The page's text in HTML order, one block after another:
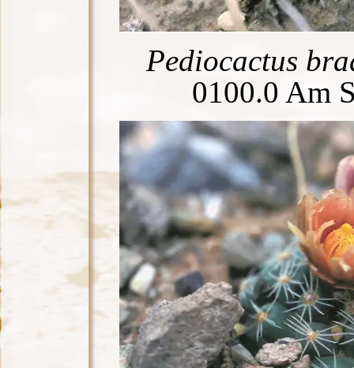
Pediocactus
0100.0 Am